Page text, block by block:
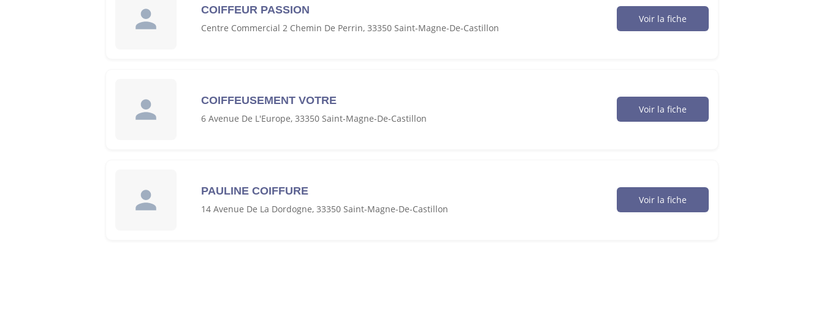
COIFFEUR PASSION
Centre Commercial 2 Chemin De Perrin, 33350 Saint-Magne-De-Castillon
Voir la fiche
COIFFEUSEMENT VOTRE
6 Avenue De L'Europe, 33350 Saint-Magne-De-Castillon
Voir la fiche
PAULINE COIFFURE
14 Avenue De La Dordogne, 33350 Saint-Magne-De-Castillon
Voir la fiche